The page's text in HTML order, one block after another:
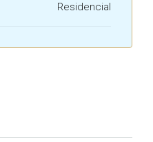
Residencial